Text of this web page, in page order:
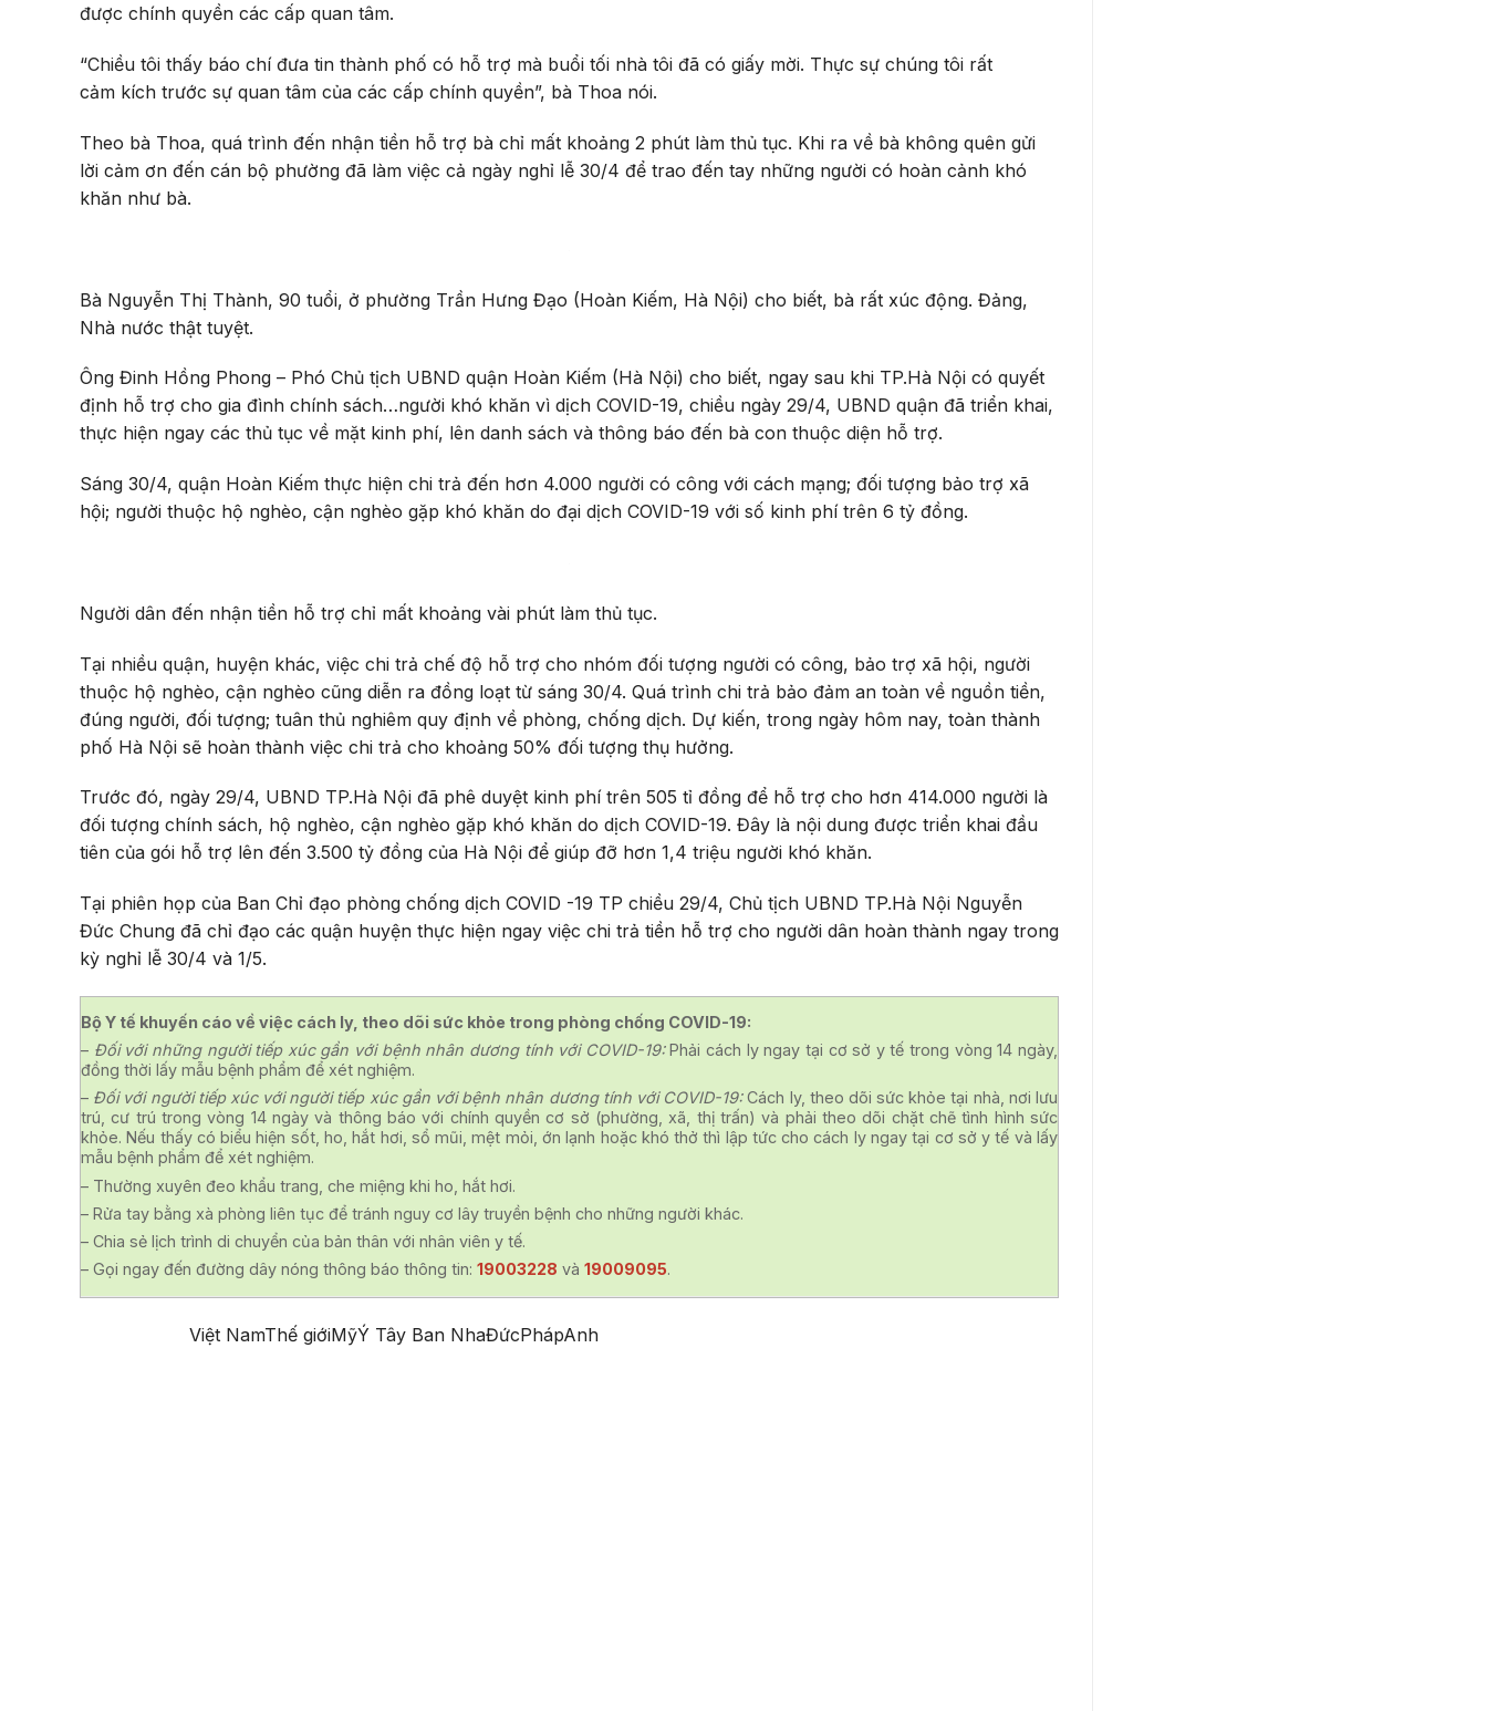
được chính quyền các cấp quan tâm.
“Chiều tôi thấy báo chí đưa tin thành phố có hỗ trợ mà buổi tối nhà tôi đã có giấy mời. Thực sự chúng tôi rất
cảm kích trước sự quan tâm của các cấp chính quyền”, bà Thoa nói.
Theo bà Thoa, quá trình đến nhận tiền hỗ trợ bà chỉ mất khoảng 2 phút làm thủ tục. Khi ra về bà không quên gửi
lời cảm ơn đến cán bộ phường đã làm việc cả ngày nghỉ lễ 30/4 để trao đến tay những người có hoàn cảnh khó
khăn như bà.
Bà Nguyễn Thị Thành, 90 tuổi, ở phường Trần Hưng Đạo (Hoàn Kiếm, Hà Nội) cho biết, bà rất xúc động. Đảng,
Nhà nước thật tuyệt.
Ông Đinh Hồng Phong – Phó Chủ tịch UBND quận Hoàn Kiếm (Hà Nội) cho biết, ngay sau khi TP.Hà Nội có quyết
định hỗ trợ cho gia đình chính sách…người khó khăn vì dịch COVID-19, chiều ngày 29/4, UBND quận đã triển khai,
thực hiện ngay các thủ tục về mặt kinh phí, lên danh sách và thông báo đến bà con thuộc diện hỗ trợ.
Sáng 30/4, quận Hoàn Kiếm thực hiện chi trả đến hơn 4.000 người có công với cách mạng; đối tượng bảo trợ xã
hội; người thuộc hộ nghèo, cận nghèo gặp khó khăn do đại dịch COVID-19 với số kinh phí trên 6 tỷ đồng.
Người dân đến nhận tiền hỗ trợ chỉ mất khoảng vài phút làm thủ tục.
Tại nhiều quận, huyện khác, việc chi trả chế độ hỗ trợ cho nhóm đối tượng người có công, bảo trợ xã hội, người
thuộc hộ nghèo, cận nghèo cũng diễn ra đồng loạt từ sáng 30/4. Quá trình chi trả bảo đảm an toàn về nguồn tiền,
đúng người, đối tượng; tuân thủ nghiêm quy định về phòng, chống dịch. Dự kiến, trong ngày hôm nay, toàn thành
phố Hà Nội sẽ hoàn thành việc chi trả cho khoảng 50% đối tượng thụ hưởng.
Trước đó, ngày 29/4, UBND TP.Hà Nội đã phê duyệt kinh phí trên 505 tỉ đồng để hỗ trợ cho hơn 414.000 người là
đối tượng chính sách, hộ nghèo, cận nghèo gặp khó khăn do dịch COVID-19. Đây là nội dung được triển khai đầu
tiên của gói hỗ trợ lên đến 3.500 tỷ đồng của Hà Nội để giúp đỡ hơn 1,4 triệu người khó khăn.
Tại phiên họp của Ban Chỉ đạo phòng chống dịch COVID -19 TP chiều 29/4, Chủ tịch UBND TP.Hà Nội Nguyễn
Đức Chung đã chỉ đạo các quận huyện thực hiện ngay việc chi trả tiền hỗ trợ cho người dân hoàn thành ngay trong
kỳ nghỉ lễ 30/4 và 1/5.
Bộ Y tế khuyến cáo về việc cách ly, theo dõi sức khỏe trong phòng chống COVID-19:
– Đối với những người tiếp xúc gần với bệnh nhân dương tính với COVID-19:Phải cách ly ngay tại cơ sở y tế trong vòng 14 ngày,
đồng thời lấy mẫu bệnh phẩm để xét nghiệm.
– Đối với người tiếp xúc với người tiếp xúc gần với bệnh nhân dương tính với COVID-19:Cách ly, theo dõi sức khỏe tại nhà, nơi lưu
trú, cư trú trong vòng 14 ngày và thông báo với chính quyền cơ sở (phường, xã, thị trấn) và phải theo dõi chặt chẽ tình hình sức
khỏe. Nếu thấy có biểu hiện sốt, ho, hắt hơi, sổ mũi, mệt mỏi, ớn lạnh hoặc khó thở thì lập tức cho cách ly ngay tại cơ sở y tế và lấy
mẫu bệnh phẩm để xét nghiệm.
– Thường xuyên đeo khẩu trang, che miệng khi ho, hắt hơi.
– Rửa tay bằng xà phòng liên tục để tránh nguy cơ lây truyền bệnh cho những người khác.
– Chia sẻ lịch trình di chuyển của bản thân với nhân viên y tế.
– Gọi ngay đến đường dây nóng thông báo thông tin: 19003228 và 19009095.
Việt NamThế giớiMỹÝ Tây Ban NhaĐứcPhápAnh